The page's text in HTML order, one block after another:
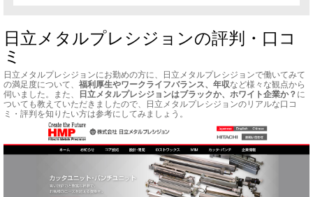
日立メタルプレシジョンの評判・口コ
ミ
日立メタルプレシジョンにお勤めの方に、日立メタルプレシジョンで働いてみて
の満足度について、 福利厚生やワークライフバランス、年収など様々な観点から
伺いました。また、
日立メタルプレシジョンはブラックか、ホワイト企業か？ に
ついても教えていただきましたので、日立メタルプレシジョンのリアルな口コ
ミ・評判を知りたい方は参考にしてみましょう。